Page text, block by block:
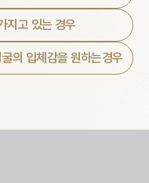
지고 있는 경우
의 입체감을 원하는경우